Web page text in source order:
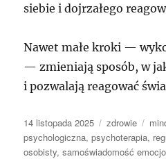
siebie i dojrzałego
Nawet małe kroki —
— zmieniają sposób, w
i pozwalają reagować
Data
publikacji
14 listopada 2025 Kategorie
zdrowie Tagi
psychologiczna,psychoterapia,
osobisty,samoświadomość